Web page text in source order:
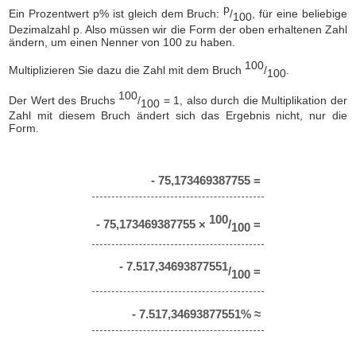
Ein Prozentwert p% ist gleich dem Bruch: p/100 , für eine beliebige
Dezimalzahl p. Also müssen wir die Form der oben erhaltenen Zahl
ändern, um einen Nenner von 100 zu haben.
Multiplizieren Sie dazu die Zahl mit dem Bruch 100/100
Der Wert des Bruchs 100/100 = 1, also durch die Multiplikation der
Zahl mit diesem Bruch ändert sich das Ergebnis nicht, nur die
Form.
- 75,173469387755 =
- 75,173469387755 × 100/100=
- 7.517,34693877551/100=
- 7.517,34693877551% ≈